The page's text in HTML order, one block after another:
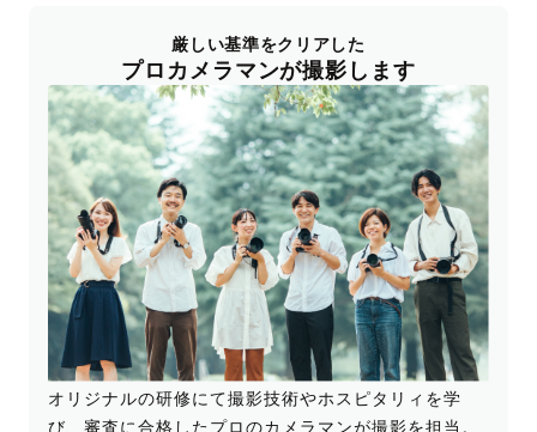
厳しい基準をクリアした
プロカメラマンが撮影します
オリジナルの研修にて撮影技術やホスピタリィを学
び、審査に合格したプロのカメラマンが撮影を担当。